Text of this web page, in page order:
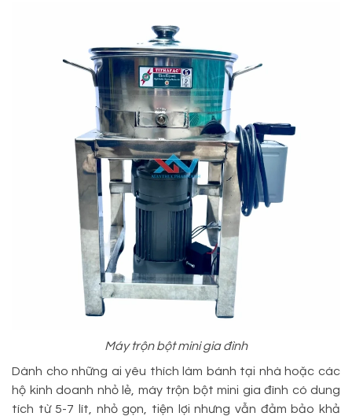
Máy trộn bột mini gia đình
Dành cho những ai yêu thích làm bánh tại nhà hoặc các
hộ kinh doanh nhỏ lẻ, máy trộn bột mini gia đình có dung
tích từ 5-7 lít, nhỏ gọn, tiện lợi nhưng vẫn đảm bảo khả